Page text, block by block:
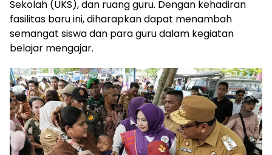
Sekolah (UKS), dan ruang guru. Dengan kehadiran
fasilitas baru ini, diharapkan dapat menambah
semangat siswa dan para guru dalam kegiatan
belajar mengajar.